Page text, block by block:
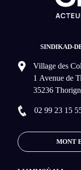
SINDIKAD-
Village des
1 Avenue de
35236
02 99 23 15
MONT